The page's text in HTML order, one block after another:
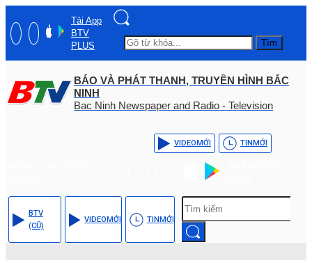
Tải App
BTV
PLUS
Tìm
BÁO VÀ PHÁT THANH, TRUYỀN HÌNH BẮC
NINH
Bac Ninh Newspaper and Radio - Television
VIDEOMỚI TINMỚI
BTV
(CŨ)
VIDEOMỚI TINMỚI